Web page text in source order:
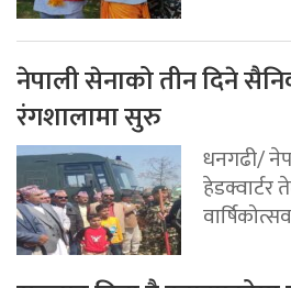
नेपाली सेनाको तीन दिने
रंगशालामा सुरु
धनगढी/